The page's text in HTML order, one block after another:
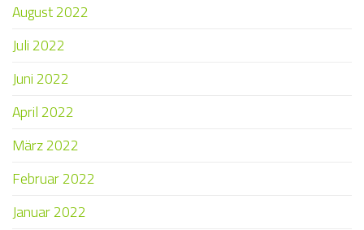
August 2022
Juli 2022
Juni 2022
April 2022
März 2022
Februar 2022
Januar 2022